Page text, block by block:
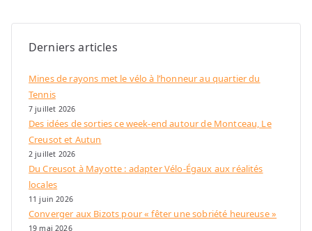
Derniers articles
Mines de rayons met le vélo à l’honneur au quartier du
Tennis
7 juillet 2026
Des idées de sorties ce week-end autour de Montceau, Le
Creusot et Autun
2 juillet 2026
Du Creusot à Mayotte : adapter Vélo-Égaux aux réalités
locales
11 juin 2026
Converger aux Bizots pour « fêter une sobriété heureuse »
19 mai 2026